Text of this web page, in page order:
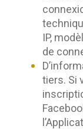
IP,
de
tiers. Si